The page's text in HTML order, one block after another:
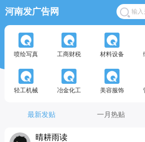
河南发广告网
喷绘写真 工商财税 材料设备
轻工机械 冶金化工 美容服饰
最新发贴 一月热贴
晴耕雨读